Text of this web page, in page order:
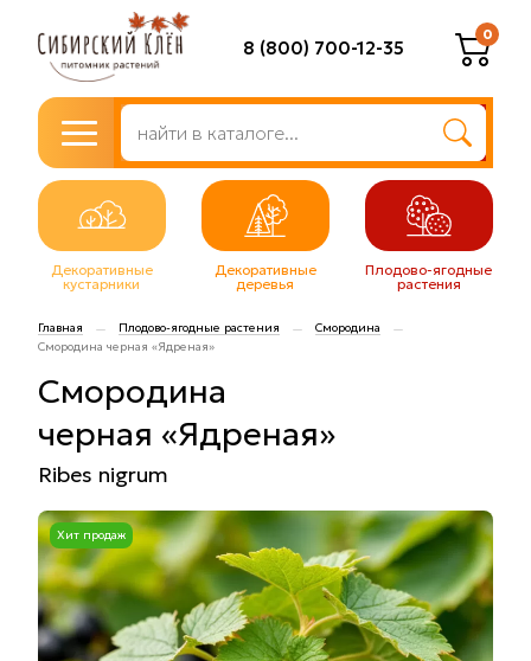
8 (800) 700-12-35
0
Декоративные
кустарники
Декоративные
деревья
Плодово-ягодные
растения
Главная — Плодово-ягодные растения — Смородина
—
Смородина черная «Ядреная»
Смородина
черная «Ядреная»
Ribes nigrum
Хит продаж